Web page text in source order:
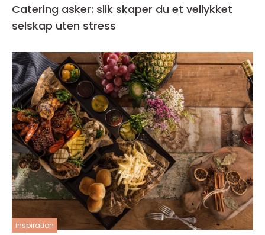
Catering asker: slik skaper du et vellykket
selskap uten stress
inspiration